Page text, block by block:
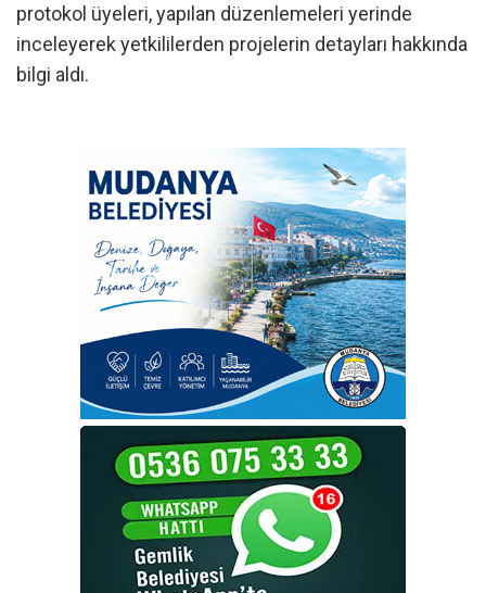
protokol üyeleri, yapılan düzenlemeleri yerinde
inceleyerek yetkililerden projelerin detayları hakkında
bilgi aldı.